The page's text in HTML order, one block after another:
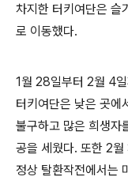
차지한 터키여단은 슬
로 이동했다.
1월 28일부터 2월 4
터키여단은 낮은 곳에
불구하고 많은 희생자
공을 세웠다. 또한 2월
정상 탈환작전에서는